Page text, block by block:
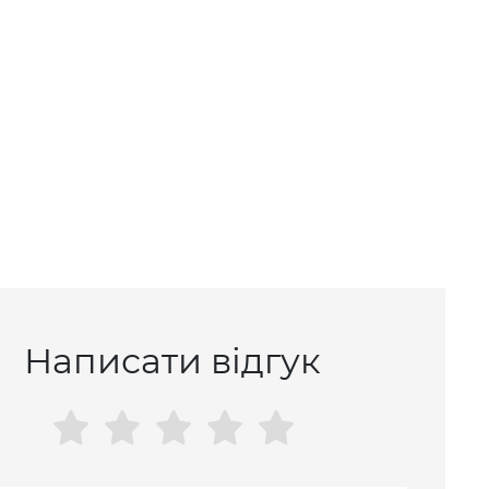
Написати відгук